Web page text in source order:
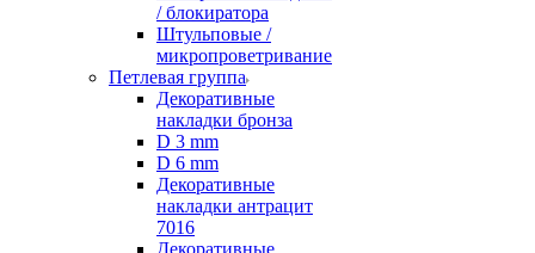
/ блокиратора
Штульповые /
микропроветривание
Петлевая группа
Декоративные
накладки бронза
D 3 mm
D 6 mm
Декоративные
накладки антрацит
7016
Декоративные